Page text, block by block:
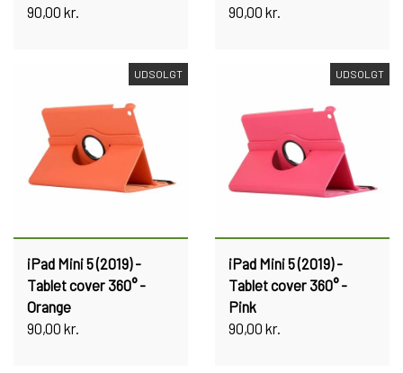
90,00 kr.
90,00 kr.
UDSOLGT
iPad Mini 5 (2019) -
Tablet cover 360° -
Orange
90,00 kr.
UDSOLGT
iPad Mini 5 (2019) -
Tablet cover 360° -
Pink
90,00 kr.